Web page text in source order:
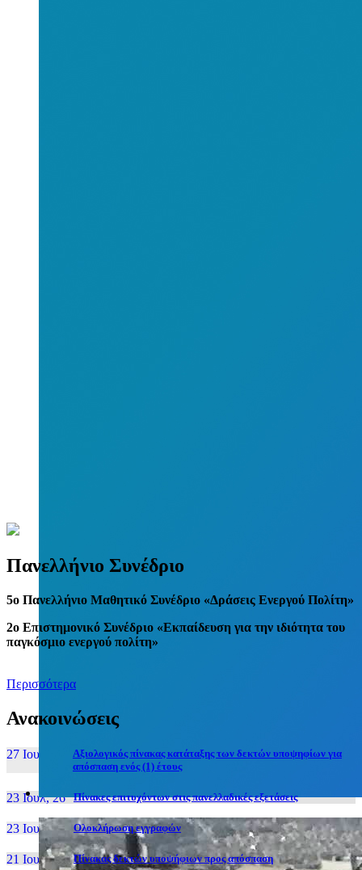
Πανελλήνιο Συνέδριο
5o Πανελλήνιο Μαθητικό Συνέδριο «Δράσεις Ενεργού Πολίτη»
2ο Επιστημονικό Συνέδριο «Εκπαίδευση για την ιδιότητα του
παγκόσμιο ενεργού πολίτη»
Περισσότερα
Ανακοινώσεις
27 Ιουν, 26
Αξιολογικός πίνακας κατάταξης των δεκτών υποψηφίων για
απόσπαση ενός (1) έτους
23 Ιουλ, 26 Πίνακες επιτυχόντων στις πανελλαδικές εξετάσεις
23 Ιουλ, 26 Ολοκλήρωση εγγραφών
21 Ιουλ, 26 Πίνακας δεκτών υποψήφιων προς απόσπαση